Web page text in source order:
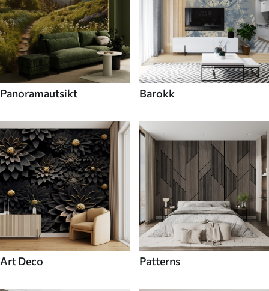
Panoramautsikt Barokk
Art Deco Patterns